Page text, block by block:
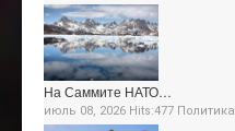
На Саммите НАТО…
июль 08, 2026 Hits:477 Политика